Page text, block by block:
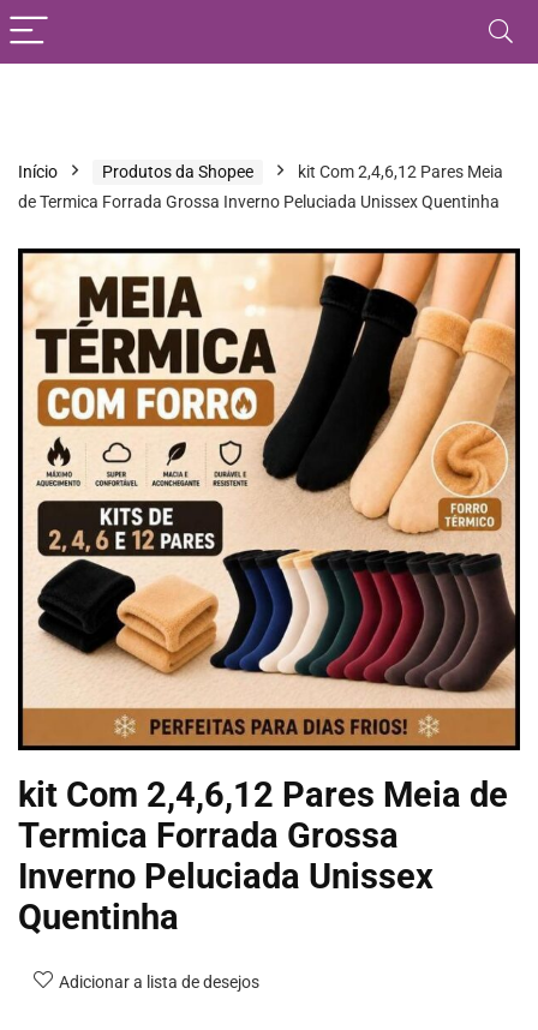
Início Produtos da Shopee
kit Com 2,4,6,12 Pares Meia
de Termica Forrada Grossa Inverno Peluciada Unissex Quentinha
kit Com 2,4,6,12 Pares Meia de
Termica Forrada Grossa
Inverno Peluciada Unissex
Quentinha
Adicionar a lista de desejos